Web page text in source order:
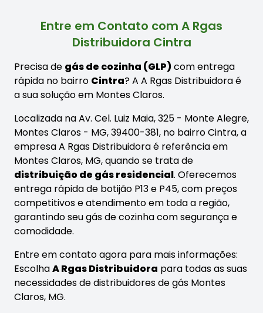
Entre em Contato com A Rgas
Distribuidora Cintra
Precisa de gás de cozinha (GLP)com entrega
rápida no bairro Cintra? A A Rgas Distribuidora é
a sua solução em Montes Claros.
Localizada na Av. Cel. Luiz Maia, 325 - Monte Alegre,
Montes Claros - MG, 39400-381, no bairro Cintra, a
empresa A Rgas Distribuidora é referência em
Montes Claros, MG, quando se trata de
distribuição de gás residencial. Oferecemos
entrega rápida de botijão P13 e P45, com preços
competitivos e atendimento em toda a região,
garantindo seu gás de cozinha com segurança e
comodidade.
Entre em contato agora para mais informações:
EscolhaA Rgas Distribuidora para todas as suas
necessidades de distribuidores de gás Montes
Claros, MG.